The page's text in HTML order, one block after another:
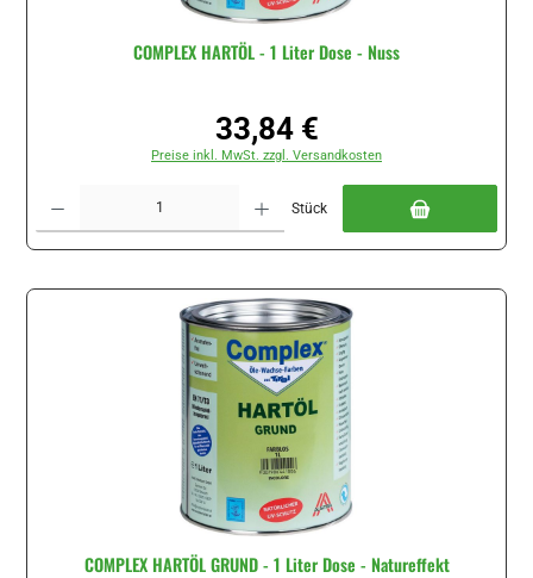
COMPLEX HARTÖL - 1 Liter Dose - Nuss
Regulärer Preis:
33,84 €
Preise inkl. MwSt. zzgl. Versandkosten
Stück
COMPLEX HARTÖL GRUND - 1 Liter Dose - Natureffekt